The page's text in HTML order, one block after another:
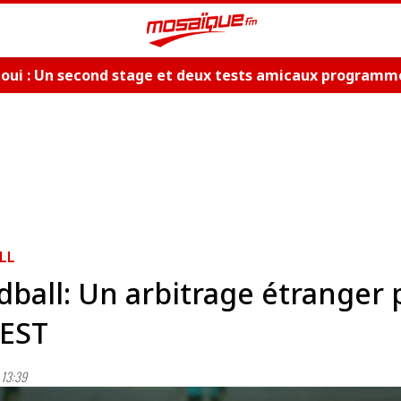
: Un second stage et deux tests amicaux
Un arbitrage étranger